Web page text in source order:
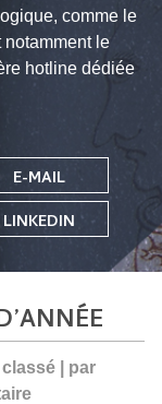
comme le
notamment le
hotline dédiée
E-MAIL
LINKEDIN
| par